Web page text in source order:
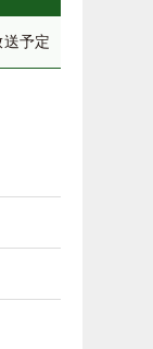
予定